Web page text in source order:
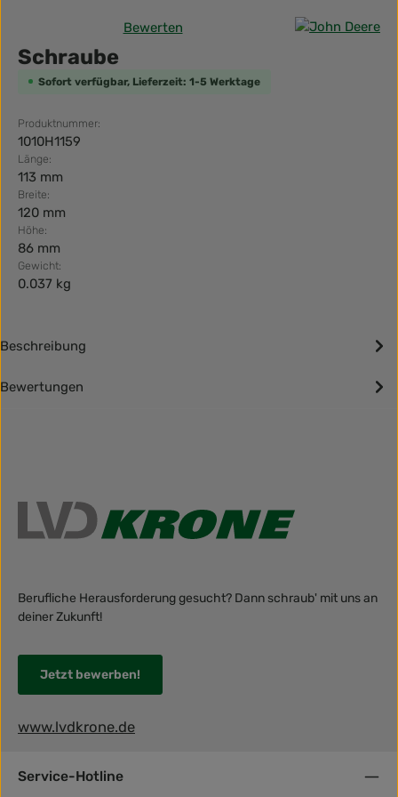
Durchschnittliche Bewertung von 0 von 5 Sternen
Bewerten
Schraube
Sofort verfügbar, Lieferzeit: 1-5 Werktage
Produktnummer:
1010H1159
Länge:
113 mm
Breite:
120 mm
Höhe:
86 mm
Gewicht:
0.037 kg
Beschreibung
Bewertungen
Berufliche Herausforderung gesucht? Dann schraub' mit uns an
deiner Zukunft!
Jetzt bewerben!
www.lvdkrone.de
Service-Hotline